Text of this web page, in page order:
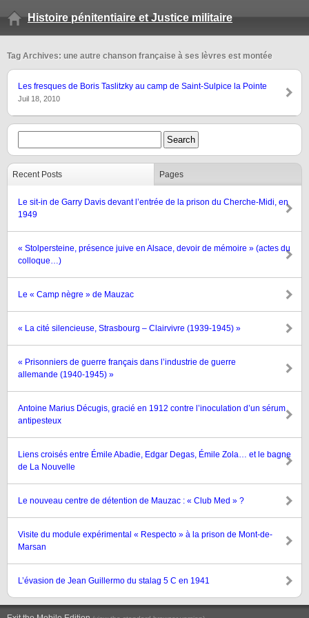
Histoire pénitentiaire et Justice militaire
Tag Archives: une autre chanson française à ses lèvres est montée
Les fresques de Boris Taslitzky au camp de Saint-Sulpice la Pointe
Juil 18, 2010
Recent Posts Pages
Le sit-in de Garry Davis devant l’entrée de la prison du Cherche-Midi, en
1949
« Stolpersteine, présence juive en Alsace, devoir de mémoire » (actes du
colloque…)
Le « Camp nègre » de Mauzac
« La cité silencieuse, Strasbourg – Clairvivre (1939-1945) »
« Prisonniers de guerre français dans l’industrie de guerre
allemande (1940-1945) »
Antoine Marius Décugis, gracié en 1912 contre l’inoculation d’un sérum
antipesteux
Liens croisés entre Émile Abadie, Edgar Degas, Émile Zola… et le bagne
de La Nouvelle
Le nouveau centre de détention de Mauzac : « Club Med » ?
Visite du module expérimental « Respecto » à la prison de Mont-de-
Marsan
L’évasion de Jean Guillermo du stalag 5 C en 1941